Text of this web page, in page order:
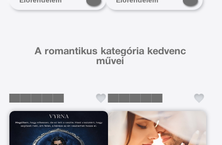
A romantikus kategória kedvenc
művei